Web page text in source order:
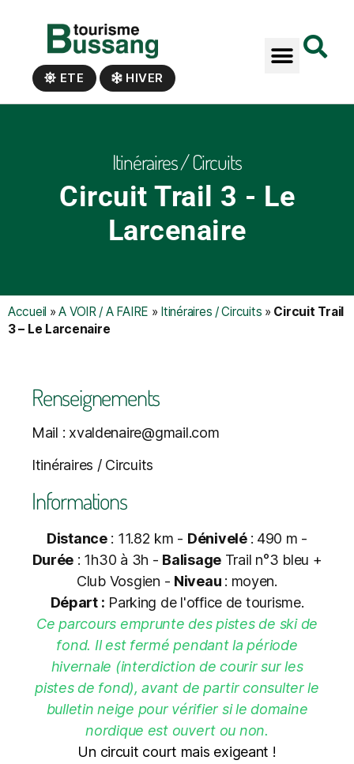
ETE HIVER
Itinéraires / Circuits
Circuit Trail 3 - Le
Larcenaire
Accueil »A VOIR / A FAIRE » Itinéraires / Circuits » Circuit Trail
3 – Le Larcenaire
Renseignements
Mail : xvaldenaire@gmail.com
Itinéraires / Circuits
Informations
Distance: 11.82 km - Dénivelé : 490 m -
Durée : 1h30 à 3h - Balisage Trail n°3 bleu +
Club Vosgien - Niveau : moyen.
Départ : Parking de l'office de tourisme.
Ce parcours emprunte des pistes de ski de
fond. Il est fermé pendant la période
hivernale (interdiction de courir sur les
pistes de fond), avant de partir consulter le
bulletin neige pour vérifier si le domaine
nordique est ouvert ou non.
Un circuit court mais exigeant !